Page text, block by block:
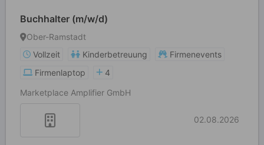
Buchhalter (m/w/d)
Ober-Ramstadt
Vollzeit
Kinderbetreuung
Firmenevents
Firmenlaptop
4
Marketplace Amplifier GmbH
02.08.2026